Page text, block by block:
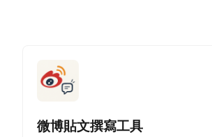
微博貼文撰寫工具